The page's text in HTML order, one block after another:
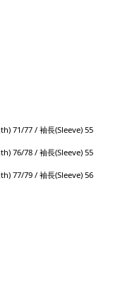
71/77 / 袖長(Sleeve) 55
76/78 / 袖長(Sleeve) 55
77/79 / 袖長(Sleeve) 56